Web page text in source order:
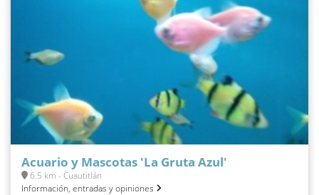
Acuario y Mascotas 'La Gruta Azul'
6.5 km - Cuautitlán
Información, entradas y opiniones